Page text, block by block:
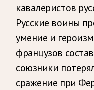
кавалеристов
Русские воины
умение и
французов
союзники
сражение при